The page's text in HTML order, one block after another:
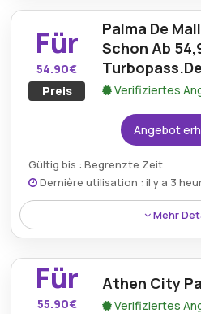
faszinierende Palma
einen gültigen Turbopass-
Für
54.90€
Preis
Palma De
Schon Ab
Verifiziertes
Angebot
Gültig bis : Begrenzte Zeit
Dernière utilisation : il y a 3
Mehr
Der Palma De Mallorca City
Einstiegspreis von nur
Turbopass.de-
Für
55.90€
Athen City
Verifiziertes